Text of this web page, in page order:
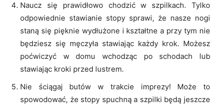
Naucz się prawidłowo chodzić w szpilkach. Tylko
odpowiednie stawianie stopy sprawi, że nasze nogi
staną się pięknie wydłużone i kształtne a przy tym nie
będziesz się męczyła stawiając każdy krok. Możesz
poćwiczyć w domu wchodząc po schodach lub
stawiając kroki przed lustrem.
Nie ściągaj butów w trakcie imprezy! Może to
spowodować, że stopy spuchną a szpilki będą jeszcze